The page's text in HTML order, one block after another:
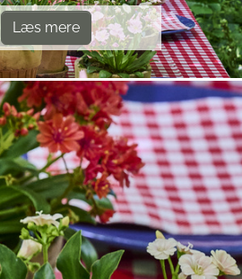
Læs mere